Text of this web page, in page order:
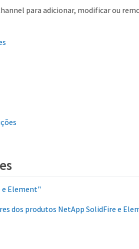
para adicionar, modificar ou
e Element"
dos produtos NetApp SolidFire e